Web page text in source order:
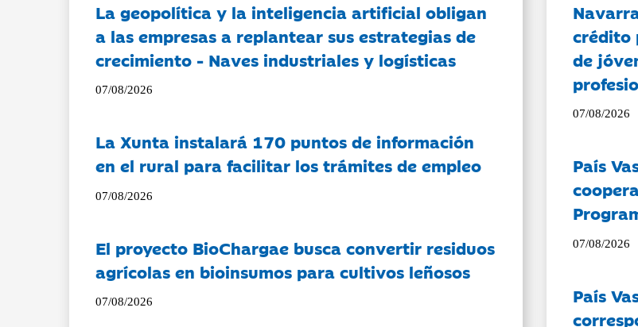
La geopolítica y la inteligencia artificial obligan
a las empresas a replantear sus estrategias de
crecimiento - Naves industriales y logísticas
07/08/2026
La Xunta instalará 170 puntos de información
en el rural para facilitar los trámites de empleo
07/08/2026
El proyecto BioChargae busca convertir residuos
agrícolas en bioinsumos para cultivos leñosos
07/08/2026
crédito
de
07/08/2026
País
07/08/2026
País